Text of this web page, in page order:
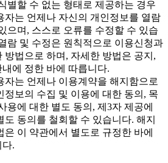
별할 수 없는 형태로 제공하는 경우
는 언제나 자신의 개인정보를 열람
으며, 스스로 오류를 수정할 수 있습
람 및 수정은 원칙적으로 이용신청과
방법으로 하며, 자세한 방법은 공지,
내에 정한 바에 따릅니다.
는 언제나 이용계약을 해지함으로
정보의 수집 및 이용에 대한 동의, 목
용에 대한 별도 동의, 제3자 제공에
도 동의를 철회할 수 있습니다. 해지
은 이 약관에서 별도로 규정한 바에
다.